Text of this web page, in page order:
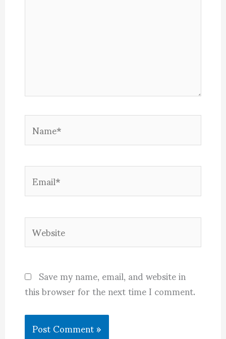
Name*
Email*
Website
Save my name, email, and website in
this browser for the next time I comment.